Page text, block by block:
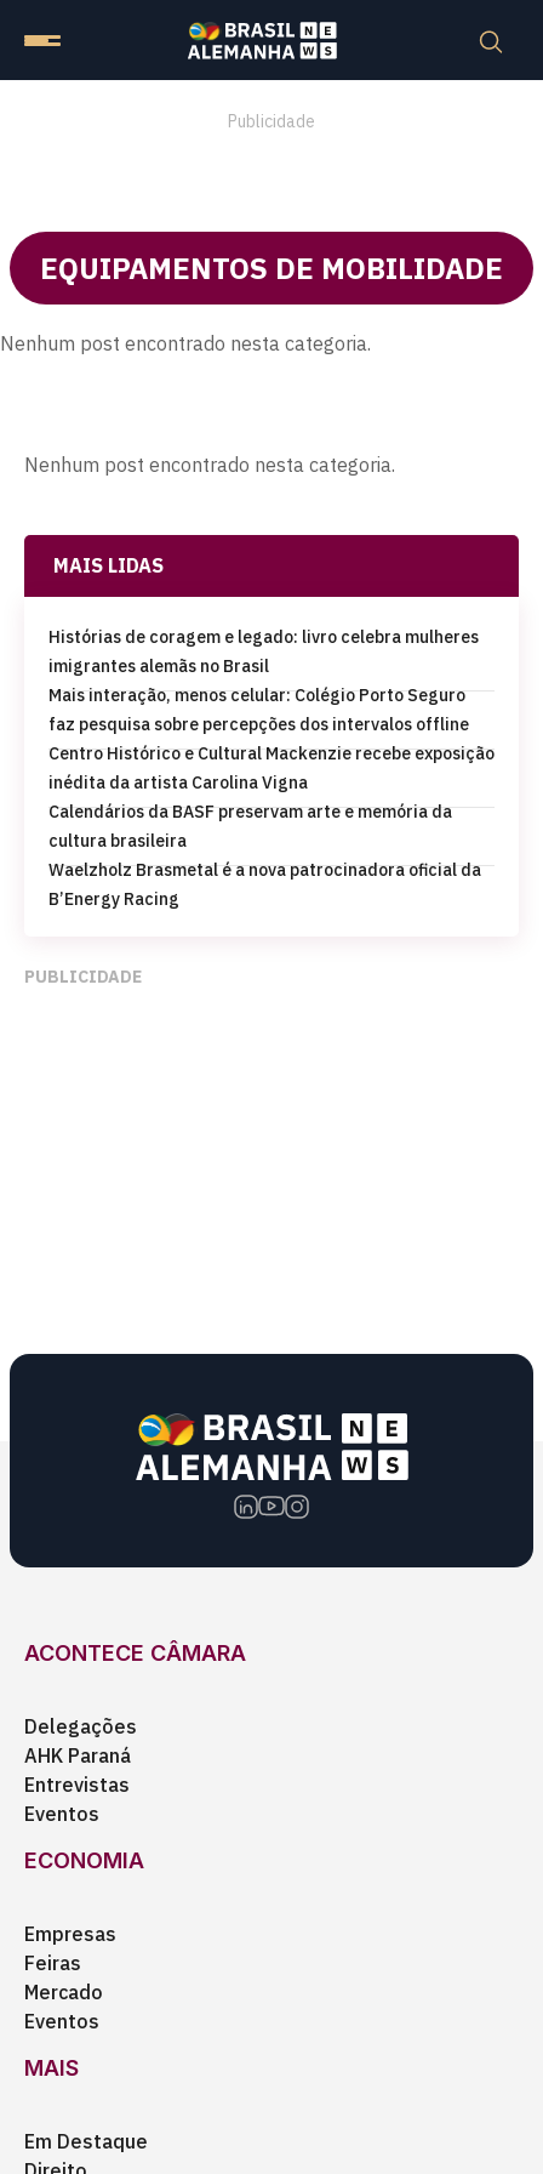
Publicidade
EQUIPAMENTOS DE MOBILIDADE
Nenhum post encontrado nesta categoria.
Nenhum post encontrado nesta categoria.
MAIS LIDAS
Histórias de coragem e legado: livro celebra mulheres
imigrantes alemãs no Brasil
Mais interação, menos celular: Colégio Porto Seguro
faz pesquisa sobre percepções dos intervalos offline
Centro Histórico e Cultural Mackenzie recebe exposição
inédita da artista Carolina Vigna
Calendários da BASF preservam arte e memória da
cultura brasileira
Waelzholz Brasmetal é a nova patrocinadora oficial da
B’Energy Racing
PUBLICIDADE
ACONTECE CÂMARA
Delegações
AHK Paraná
Entrevistas
Eventos
ECONOMIA
Empresas
Feiras
Mercado
Eventos
MAIS
Em Destaque